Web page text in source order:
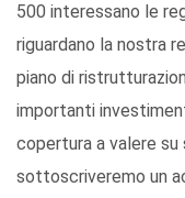
500 interessano le
riguardano la nostra
piano di
importanti
copertura a valere su
sottoscriveremo un